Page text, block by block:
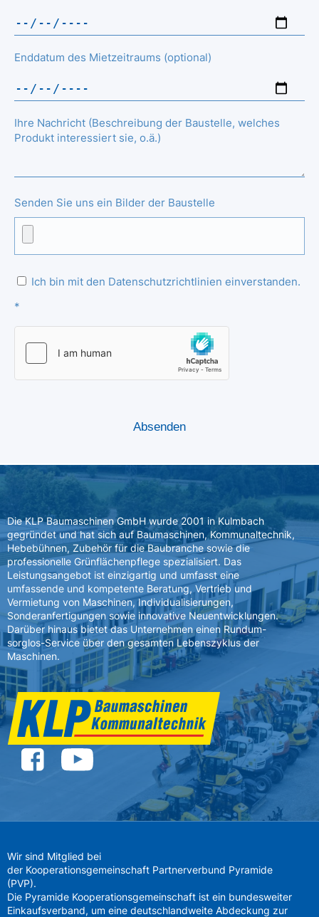
Enddatum des Mietzeitraums (optional)
Ihre Nachricht (Beschreibung der Baustelle, welches
Produkt interessiert sie, o.ä.)
Senden Sie uns ein Bilder der Baustelle
Ich bin mit den Datenschutzrichtlinien einverstanden.
*
Die KLP Baumaschinen GmbH wurde 2001 in Kulmbach
gegründet und hat sich auf Baumaschinen, Kommunaltechnik,
Hebebühnen, Zubehör für die Baubranche sowie die
professionelle Grünflächenpflege spezialisiert. Das
Leistungsangebot ist einzigartig und umfasst eine
umfassende und kompetente Beratung, Vertrieb und
Vermietung von Maschinen, Individualisierungen,
Sonderanfertigungen sowie innovative Neuentwicklungen.
Darüber hinaus bietet das Unternehmen einen Rundum-
sorglos-Service über den gesamten Lebenszyklus der
Maschinen.
Wir sind Mitglied bei
der Kooperationsgemeinschaft Partnerverbund Pyramide
(PVP).
Die Pyramide Kooperationsgemeinschaft ist ein bundesweiter
Einkaufsverband, um eine deutschlandweite Abdeckung zur